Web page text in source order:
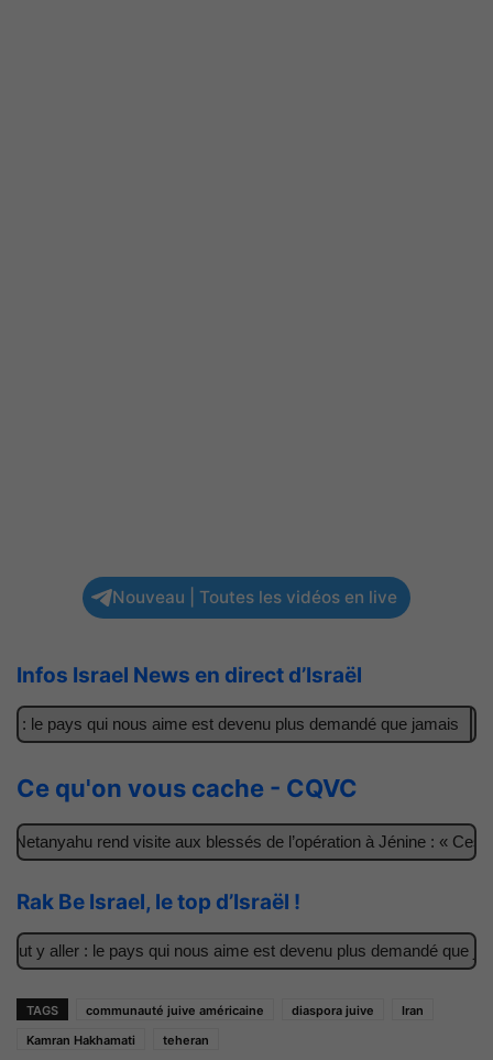
Nouveau | Toutes les vidéos en live
Infos Israel News en direct d’Israël
le pays qui nous aime est devenu plus demandé que jamais
Ce qu'on vous cache - CQVC
rend visite aux blessés de l’opération à Jénine : « Ces
Rak Be Israel, le top d’Israël !
y aller : le pays qui nous aime est devenu plus demandé que
TAGS communauté juive américaine diaspora juive
Iran
Kamran Hakhamati
teheran